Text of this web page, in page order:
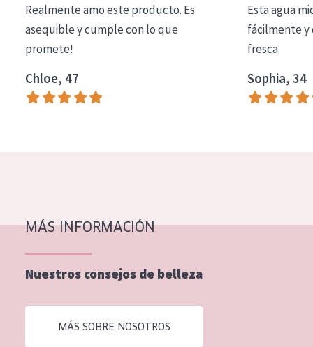
Limpieza
COLECCIÓN
Essentials
Lift+
Piel normal y seca
Piel mixata o grasa
Piel madura
Piel expuesta al sol
Piel menopáusica
Realmente amo este producto. Es
asequible y cumple con lo que
promete!
Chloe, 47
Esta agua
fácilmente y
fresca.
Sophia, 34
MÁS INFORMACIÓN
Nuestros consejos de belleza
MÁS SOBRE NOSOTROS